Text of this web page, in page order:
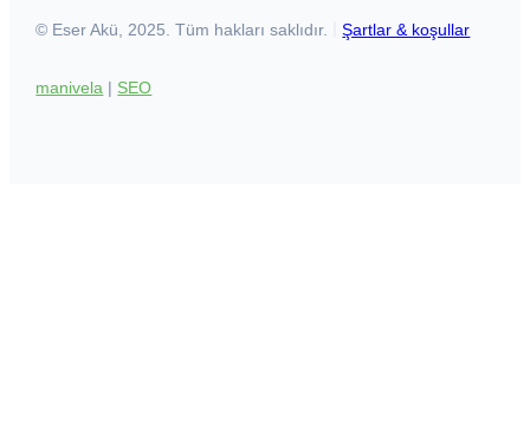
© Eser Akü, 2025. Tüm hakları saklıdır. Şartlar & koşullar
manivela | SEO